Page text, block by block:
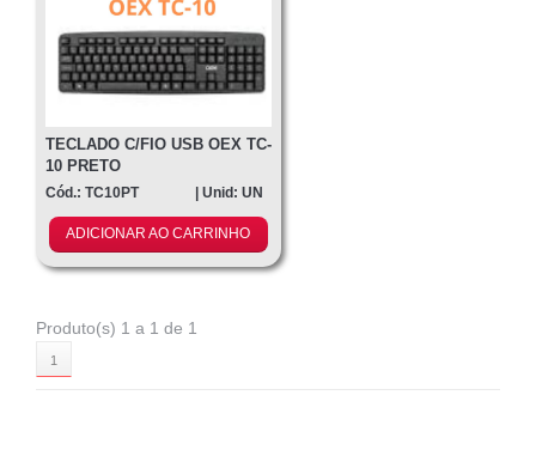
TECLADO C/FIO USB OEX TC-
10 PRETO
Cód.: TC10PT | Unid: UN
ADICIONAR AO CARRINHO
Produto(s) 1 a 1 de 1
1